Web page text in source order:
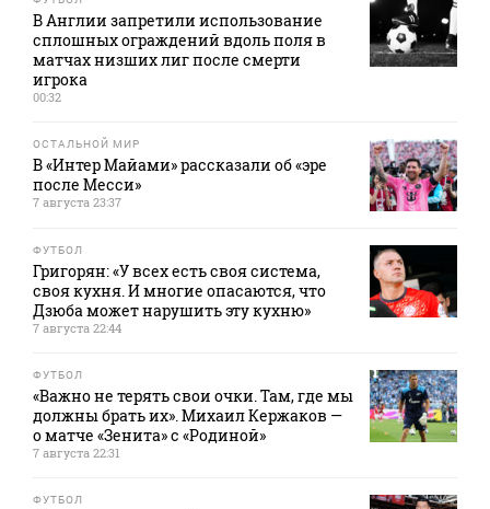
В Англии запретили использование
сплошных ограждений вдоль поля в
матчах низших лиг после смерти
игрока
00:32
ОСТАЛЬНОЙ МИР
В «Интер Майами» рассказали об «эре
после Месси»
7 августа 23:37
ФУТБОЛ
Григорян: «У всех есть своя система,
своя кухня. И многие опасаются, что
Дзюба может нарушить эту кухню»
7 августа 22:44
ФУТБОЛ
«Важно не терять свои очки. Там, где мы
должны брать их». Михаил Кержаков —
о матче «Зенита» с «Родиной»
7 августа 22:31
ФУТБОЛ